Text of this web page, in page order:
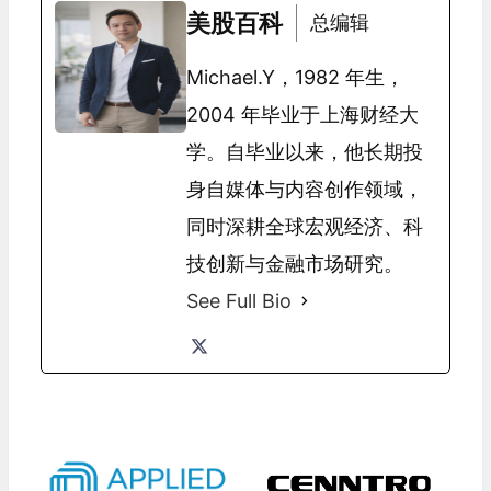
美股百科 总编辑
Michael.Y，1982 年生，
2004 年毕业于上海财经大
学。自毕业以来，他长期投
身自媒体与内容创作领域，
同时深耕全球宏观经济、科
技创新与金融市场研究。
See Full Bio